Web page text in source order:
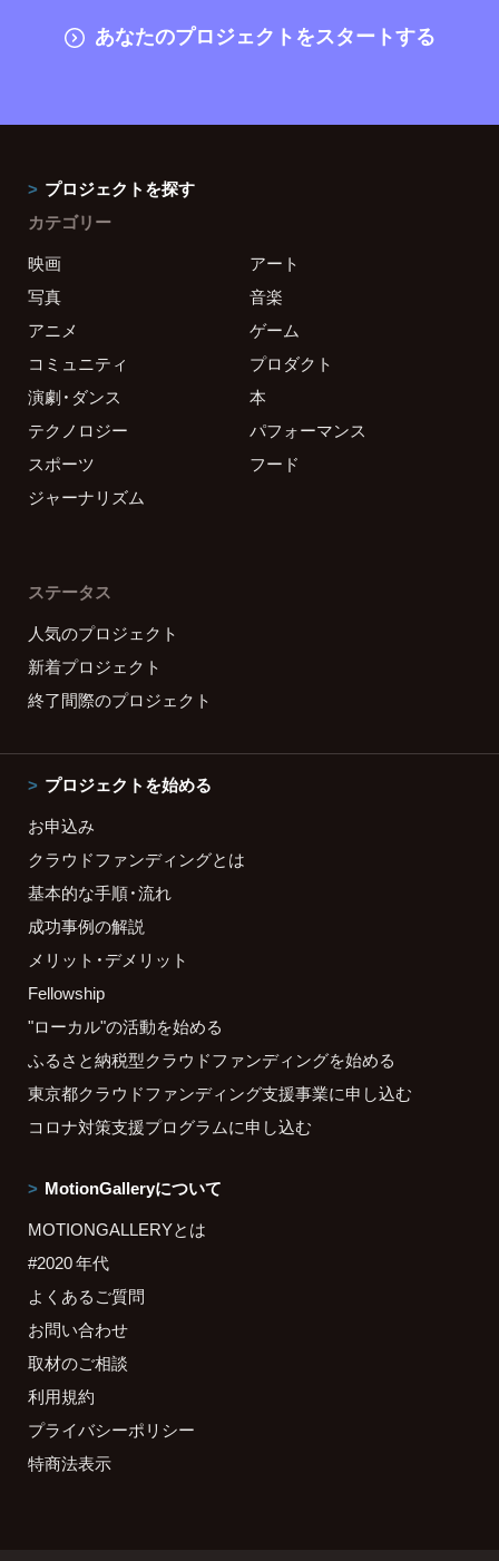
あなたのプロジェクトをスタートする
プロジェクトを探す
カテゴリー
映画
アート
写真
音楽
アニメ
ゲーム
コミュニティ
プロダクト
演劇・ダンス
本
テクノロジー
パフォーマンス
スポーツ
フード
ジャーナリズム
ステータス
人気のプロジェクト
新着プロジェクト
終了間際のプロジェクト
プロジェクトを始める
お申込み
クラウドファンディングとは
基本的な手順・流れ
成功事例の解説
メリット・デメリット
Fellowship
"ローカル"の活動を始める
ふるさと納税型クラウドファンディングを始める
東京都クラウドファンディング支援事業に申し込む
コロナ対策支援プログラムに申し込む
MotionGalleryについて
MOTIONGALLERYとは
#2020 年代
よくあるご質問
お問い合わせ
取材のご相談
利用規約
プライバシーポリシー
特商法表示